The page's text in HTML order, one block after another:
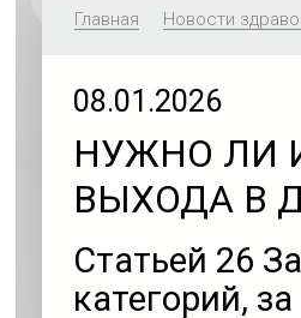
Главная Новости
08.01.2026
НУЖНО ЛИ
ВЫХОДА В
Статьей 26
категорий,